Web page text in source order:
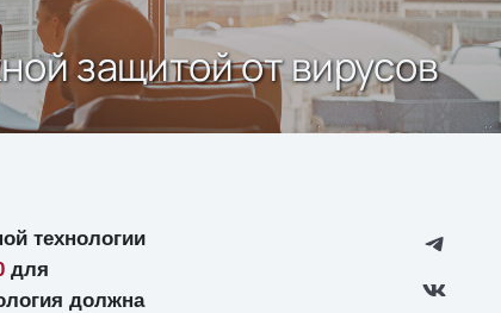
защитой от вирусов
технологии
для
должна